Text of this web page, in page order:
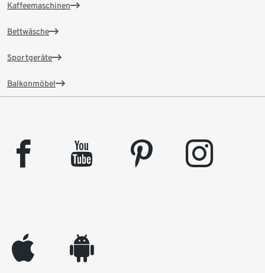
Kaffeemaschinen
Bettwäsche
Sportgeräte
Balkonmöbel
facebook youtube pinterest instagram
appleinc android